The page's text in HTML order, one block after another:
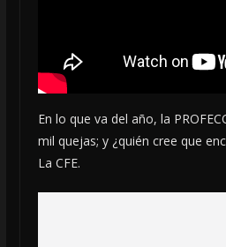
En lo que va del año, la
mil quejas; y ¿quién cree que
La CFE.